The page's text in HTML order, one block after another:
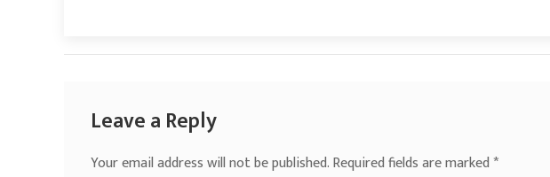
Leave a Reply
Your email address will not be published.Required fields are marked*